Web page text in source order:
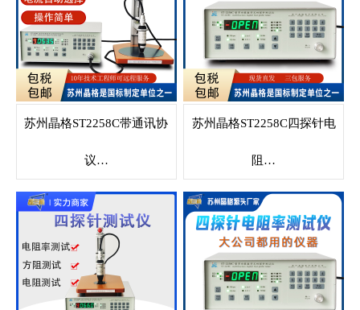
苏州晶格ST2258C带通讯协
议…
苏州晶格ST2258C四探针电
阻…